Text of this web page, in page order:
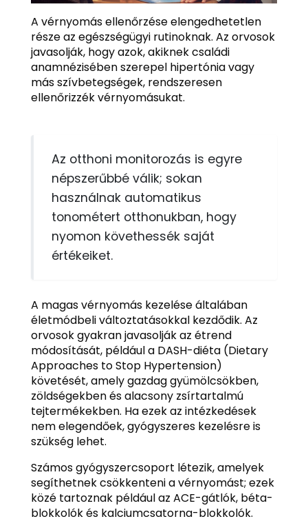
A vérnyomás ellenőrzése elengedhetetlen
része az egészségügyi rutinoknak. Az orvosok
javasolják, hogy azok, akiknek családi
anamnézisében szerepel hipertónia vagy
más szívbetegségek, rendszeresen
ellenőrizzék vérnyomásukat.
Az otthoni monitorozás is egyre
népszerűbbé válik; sokan
használnak automatikus
tonométert otthonukban, hogy
nyomon követhessék saját
értékeiket.
A magas vérnyomás kezelése általában
életmódbeli változtatásokkal kezdődik. Az
orvosok gyakran javasolják az étrend
módosítását, például a DASH-diéta (Dietary
Approaches to Stop Hypertension)
követését, amely gazdag gyümölcsökben,
zöldségekben és alacsony zsírtartalmú
tejtermékekben. Ha ezek az intézkedések
nem elegendőek, gyógyszeres kezelésre is
szükség lehet.
Számos gyógyszercsoport létezik, amelyek
segíthetnek csökkenteni a vérnyomást; ezek
közé tartoznak például az ACE-gátlók, béta-
blokkolók és kalciumcsatorna-blokkolók.